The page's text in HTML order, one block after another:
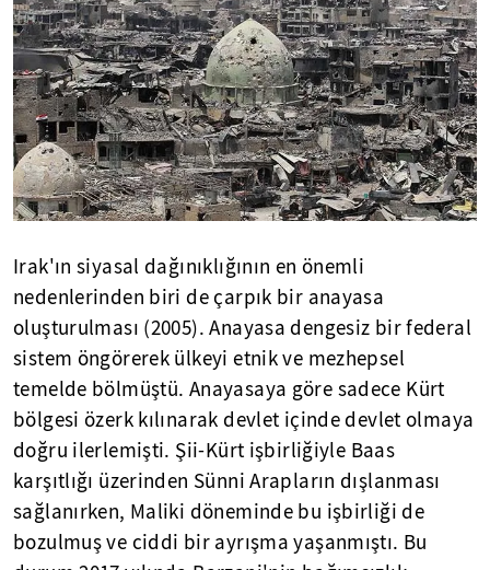
Irak'ın siyasal dağınıklığının en önemli
nedenlerinden biri de çarpık bir anayasa
oluşturulması (2005). Anayasa dengesiz bir federal
sistem öngörerek ülkeyi etnik ve mezhepsel
temelde bölmüştü. Anayasaya göre sadece Kürt
bölgesi özerk kılınarak devlet içinde devlet olmaya
doğru ilerlemişti. Şii-Kürt işbirliğiyle Baas
karşıtlığı üzerinden Sünni Arapların dışlanması
sağlanırken, Maliki döneminde bu işbirliği de
bozulmuş ve ciddi bir ayrışma yaşanmıştı. Bu